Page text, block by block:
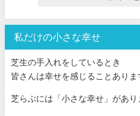
私だけの小さな幸せ
芝生の手入れをしているとき
皆さんは幸せを感じることありま
芝らぶには「小さな幸せ」があり